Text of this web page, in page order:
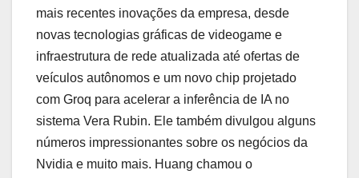
mais recentes inovações da empresa, desde
novas tecnologias gráficas de videogame e
infraestrutura de rede atualizada até ofertas de
veículos autônomos e um novo chip projetado
com Groq para acelerar a inferência de IA no
sistema Vera Rubin. Ele também divulgou alguns
números impressionantes sobre os negócios da
Nvidia e muito mais. Huang chamou o